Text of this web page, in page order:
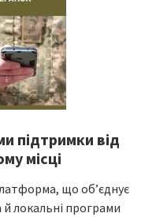
підтримки від
місці
що об’єднує
локальні програми